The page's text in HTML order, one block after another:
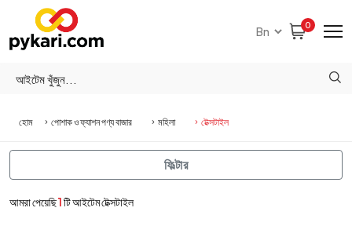
0
হোম পোশাক ও ফ্যাশন পণ্য বাজার মহিলা টেক্সটাইল
আমরা পেয়েছি1টি আইটেম টেক্সটাইল
ফিল্টার